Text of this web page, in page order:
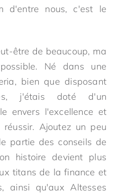
d'entre nous, c'est le
être de beaucoup, ma
Né dans une
bien que disposant
j'étais doté d'un
envers l'excellence et
Ajoutez un peu
partie des conseils de
histoire devient plus
titans de la finance et
ainsi qu'aux Altesses